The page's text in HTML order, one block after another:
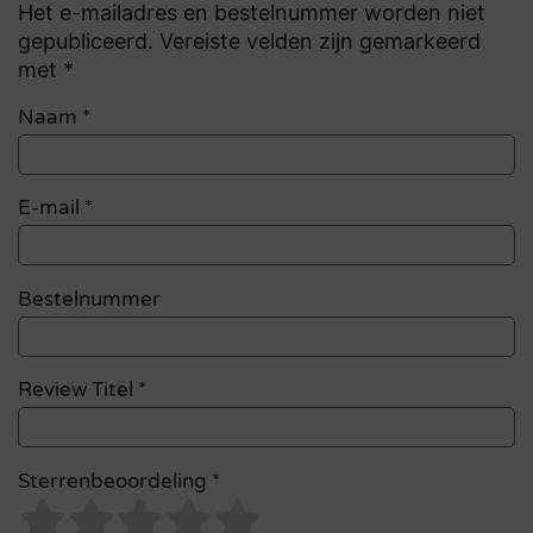
Het e-mailadres en bestelnummer worden niet
gepubliceerd. Vereiste velden zijn gemarkeerd
met *
Naam *
E-mail *
Bestelnummer
Review Titel *
Sterrenbeoordeling *